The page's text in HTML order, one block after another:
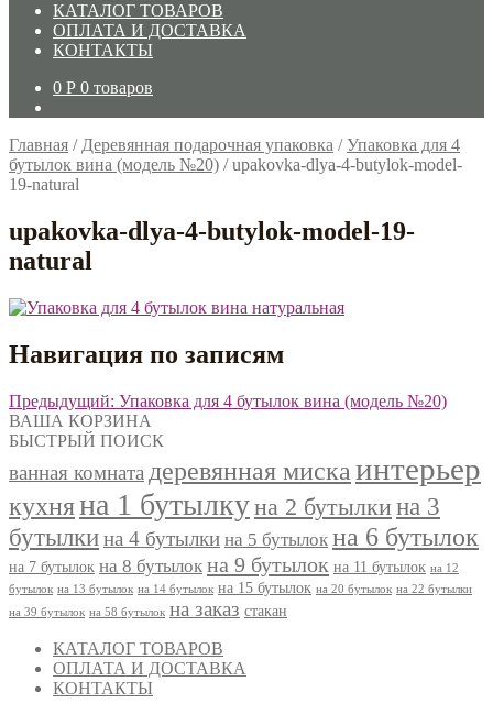
КАТАЛОГ ТОВАРОВ
ОПЛАТА И ДОСТАВКА
КОНТАКТЫ
0 Р 0 товаров
Главная / Деревянная подарочная упаковка /Упаковка для 4
бутылок вина (модель №20) /upakovka-dlya-4-butylok-model-
19-natural
upakovka-dlya-4-butylok-model-19-
natural
Навигация по записям
Предыдущий: Упаковка для 4 бутылок вина (модель №20)
ВАША КОРЗИНА
БЫСТРЫЙ ПОИСК
ванная комната деревянная миска интерьер
кухняна 1 бутылкуна 2 бутылки на 3
бутылкина 4 бутылки на 5 бутылок на 6 бутылок
на 7 бутылок на 8 бутылок на 9 бутылок на 11 бутылок на 12
бутылок на 13 бутылок на 14 бутылок на 15 бутылок на 20 бутылок на 22 бутылки
на 39 бутылок на 58 бутылок на заказ стакан
КАТАЛОГ ТОВАРОВ
ОПЛАТА И ДОСТАВКА
КОНТАКТЫ